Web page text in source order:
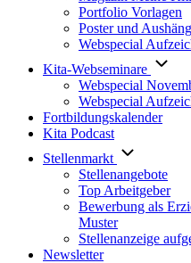
Portfolio Vorlagen
Poster und
Webspecial
Kita-Webseminare
Webspecial
Webspecial
Fortbildungskalender
Kita Podcast
Stellenmarkt
Stellenangebote
Top Arbeitgeber
Bewerbung als
Muster
Stellenanzeige
Newsletter